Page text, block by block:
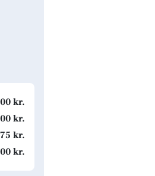
kr.
kr.
kr.
kr.